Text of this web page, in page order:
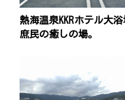
熱海温泉KKRホテル大
庶民の癒しの場。